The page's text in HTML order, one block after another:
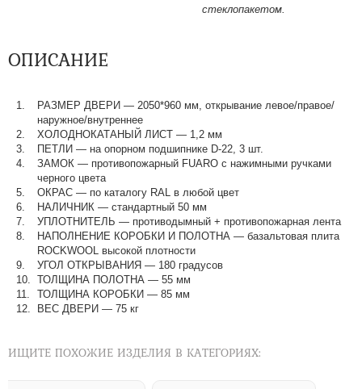
стеклопакетом.
ОПИСАНИЕ
РАЗМЕР ДВЕРИ — 2050*960 мм, открывание левое/правое/
наружное/внутреннее
ХОЛОДНОКАТАНЫЙ ЛИСТ — 1,2 мм
ПЕТЛИ — на опорном подшипнике D-22, 3 шт.
ЗАМОК — противопожарный FUARO с нажимными ручками
черного цвета
ОКРАС — по каталогу RAL в любой цвет​​​​​​​
НАЛИЧНИК — стандартный 50 мм
УПЛОТНИТЕЛЬ — противодымный + противопожарная лента
НАПОЛНЕНИЕ КОРОБКИ И ПОЛОТНА — базальтовая плита
ROCKWOOL высокой плотности
УГОЛ ОТКРЫВАНИЯ — 180 градусов
ТОЛЩИНА ПОЛОТНА — 55 мм
ТОЛЩИНА КОРОБКИ — 85 мм
ВЕС ДВЕРИ — 75 кг
ИЩИТЕ ПОХОЖИЕ ИЗДЕЛИЯ В КАТЕГОРИЯХ: